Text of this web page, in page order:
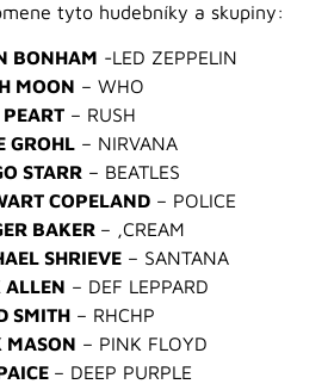
tyto hudebníky a skupiny:
BONHAM -LED ZEPPELIN
MOON – WHO
– RUSH
GROHL – NIRVANA
STARR – BEATLES
COPELAND – POLICE
BAKER – ,CREAM
SHRIEVE – SANTANA
ALLEN – DEF LEPPARD
SMITH – RHCHP
MASON – PINK FLOYD
– DEEP PURPLE